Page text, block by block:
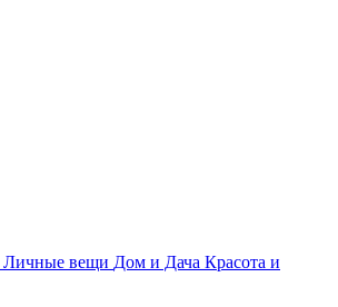
Личные вещи Дом и Дача Красота и